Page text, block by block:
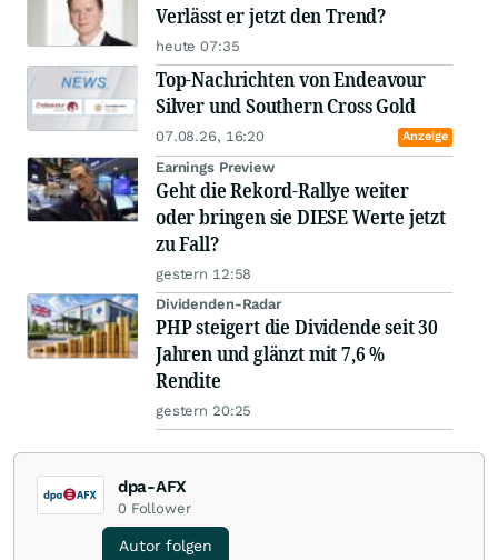
Verlässt er jetzt den Trend?
heute 07:35
Top-Nachrichten von Endeavour
Silver und Southern Cross Gold
07.08.26, 16:20 Anzeige
Earnings Preview
Geht die Rekord-Rallye weiter
oder bringen sie DIESE Werte jetzt
zu Fall?
gestern 12:58
Dividenden-Radar
PHP steigert die Dividende seit 30
Jahren und glänzt mit 7,6 %
Rendite
gestern 20:25
dpa-AFX
0 Follower
Autor folgen